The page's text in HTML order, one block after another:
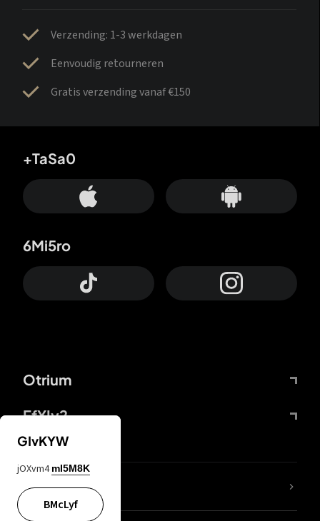
Verzending: 1-3 werkdagen
Eenvoudig retourneren
Gratis verzending vanaf €150
Otrium
FfYIy2
+TaSa0
6Mi5ro
KIjvtr
GIvKYW
jOXvm4 mI5M8K
BMcLyf